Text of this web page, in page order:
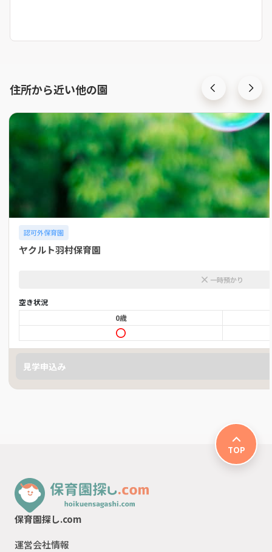
住所から近い他の園
認可外保育園
ヤクルト羽村保育園
一時預かり
空き状況
0歳
見学申込み
TOP
保育園探し.com
運営会社情報